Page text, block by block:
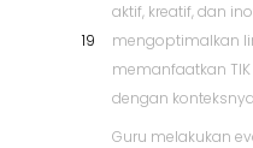
19
aktif, kreatif, dan
mengoptimalkan
memanfaatkan
dengan konteksnya
Guru melakukan